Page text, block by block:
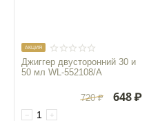
AКЦИЯ
Джиггер двусторонний 30 и
50 мл WL‑552108/A
+
−
720 ₽ 648₽